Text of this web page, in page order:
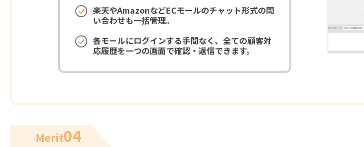
楽天やAmazonなどECモールのチャット形式の問
い合わせも一括管理。
各モールにログインする手間なく、全ての顧客対
応履歴を一つの画面で確認・返信できます。
Merit04